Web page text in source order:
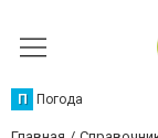
П Погода